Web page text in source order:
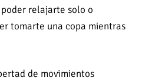
relajarte solo o
tomarte una copa mientras
de movimientos